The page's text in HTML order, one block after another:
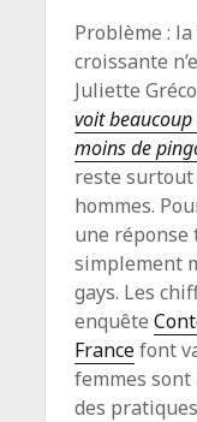
Problème :
croissante
Juliette
voit
moins de
reste surtout
hommes.
une
simplement
gays. Les
enquête
Francefont
femmes sont
des